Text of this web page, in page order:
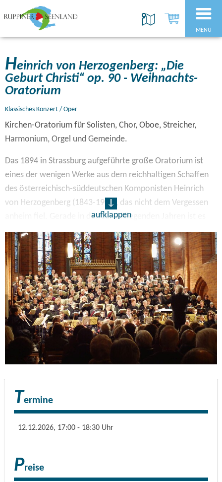
MENÜ
Heinrich von Herzogenberg: „Die
Geburt Christi“ op. 90 - Weihnachts-
Oratorium
Klassisches Konzert / Oper
Kirchen-Oratorium für Solisten, Chor, Oboe, Streicher,
Harmonium, Orgel und Gemeinde.
Das 1894 in Strassburg aufgeführte große Oratorium ist
eines der wenigen Werke aus dem reichhaltigen Schaffen
des österreichisch-süddeutschen Komponisten Heinrich
von Herzogenberg (1843-1900), das nicht dem Vergessen
anheim fiel. Gerade in den zurückliegenden Jahren ist es
wieder neu entdeckt worden und stellt eine willkommene
Abwechslung im Kanon der weihnachtlichen Oratorien dar.
Es besticht neben der wunderschönen romantischen
Melodie- und Klanggebung durch die Verwendung vieler
bekannter volkstümlicher Weisen. Die biblische
Textgrundlage zu den drei Teilen „Verheißung – Erfüllung –
Anbetung“ stellte der Bruder des berühmten Bach-
Forschers Friedrich Spitta zusammen und regte den Bach
verehrenden (und seinen Kontrapunkt wohl studiert
habenden) H. v. Herzogenberg zur Komposition dieses
Es singen und musizieren die Ruppiner Kantorei, Solisten,
Musikschullehrer-Orchesters, Stefanie v. Freymann (Oboe),
Matthias Noack
aufklappen
Termine
12.12.2026, 17:00 - 18:30 Uhr
Preise